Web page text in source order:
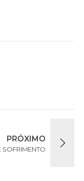
PRÓXIMO
SOFRIMENTO